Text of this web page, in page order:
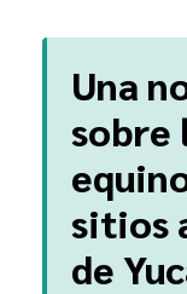
Una
sobre
sitios
de